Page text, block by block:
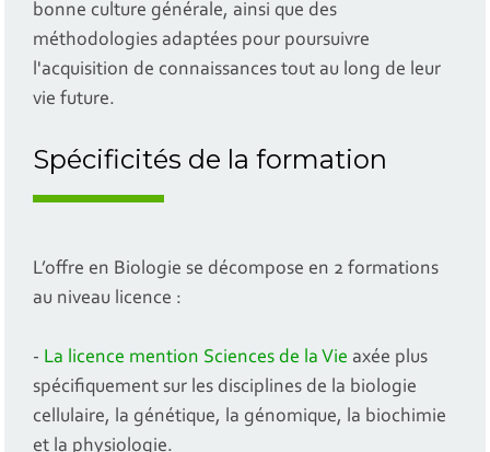
bonne culture générale, ainsi que des
méthodologies adaptées pour poursuivre
l'acquisition de connaissances tout au long de leur
vie future.
Spécificités de la formation
L’offre en Biologie se décompose en 2 formations
au niveau licence :
- La licence mention Sciences de la Vie axée plus
spécifiquement sur les disciplines de la biologie
cellulaire, la génétique, la génomique, la biochimie
et la physiologie.